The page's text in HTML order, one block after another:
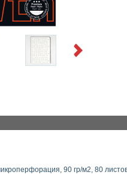
Next
90 гр/м2, 80